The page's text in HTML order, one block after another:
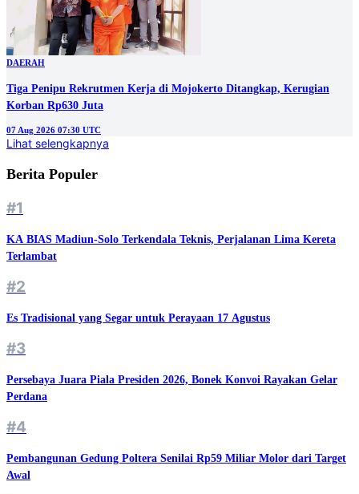
DAERAH
Tiga Penipu Rekrutmen Kerja di Mojokerto Ditangkap, Kerugian
Korban Rp630 Juta
07 Aug 2026 07:30 UTC
Lihat selengkapnya
Berita Populer
#1
KA BIAS Madiun-Solo Terkendala Teknis, Perjalanan Lima Kereta
Terlambat
#2
Es Tradisional yang Segar untuk Perayaan 17 Agustus
#3
Persebaya Juara Piala Presiden 2026, Bonek Konvoi Rayakan Gelar
Perdana
#4
Pembangunan Gedung Poltera Senilai Rp59 Miliar Molor dari Target
Awal